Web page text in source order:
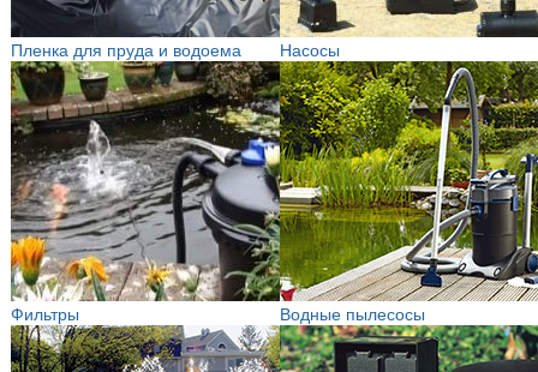
Пленка для пруда и водоема Насосы
Фильтры Водные пылесосы